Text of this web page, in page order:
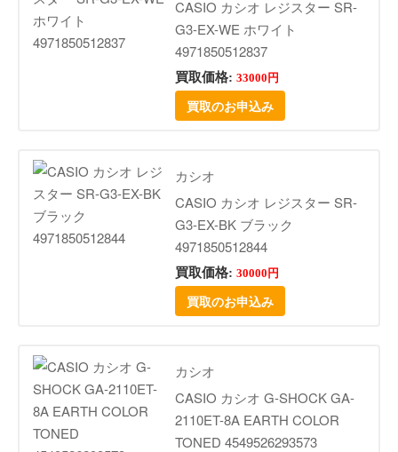
CASIO カシオ レジスター SR-
G3-EX-WE ホワイト
4971850512837
買取価格: 33000円
買取のお申込み
カシオ
CASIO カシオ レジスター SR-
G3-EX-BK ブラック
4971850512844
買取価格: 30000円
買取のお申込み
カシオ
CASIO カシオ G-SHOCK GA-
2110ET-8A EARTH COLOR
TONED 4549526293573